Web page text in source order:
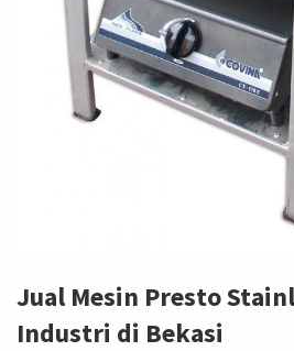
Jual Mesin Presto
Industri di Bekasi